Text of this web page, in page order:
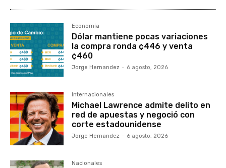
Economía
Dólar mantiene pocas variaciones
la compra ronda ¢446 y venta
¢460
Jorge Hernandez - 6 agosto, 2026
Internacionales
Michael Lawrence admite delito en
red de apuestas y negoció con
corte estadounidense
Jorge Hernandez - 6 agosto, 2026
Nacionales